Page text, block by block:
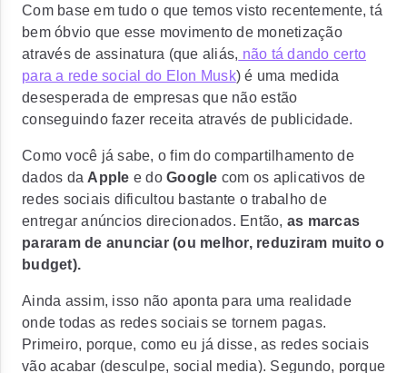
Com base em tudo o que temos visto recentemente, tá
bem óbvio que esse movimento de monetização
através de assinatura (que aliás, não tá dando certo
para a rede social do Elon Musk)é uma medida
desesperada de empresas que não estão
conseguindo fazer receita através de publicidade.
Como você já sabe, o fim do compartilhamento de
dados da Apple e do Google com os aplicativos de
redes sociais dificultou bastante o trabalho de
entregar anúncios direcionados. Então, as marcas
pararam de anunciar (ou melhor, reduziram muito o
budget).
Ainda assim, isso não aponta para uma realidade
onde todas as redes sociais se tornem pagas.
Primeiro, porque, como eu já disse, as redes sociais
vão acabar (desculpe, social media). Segundo, porque